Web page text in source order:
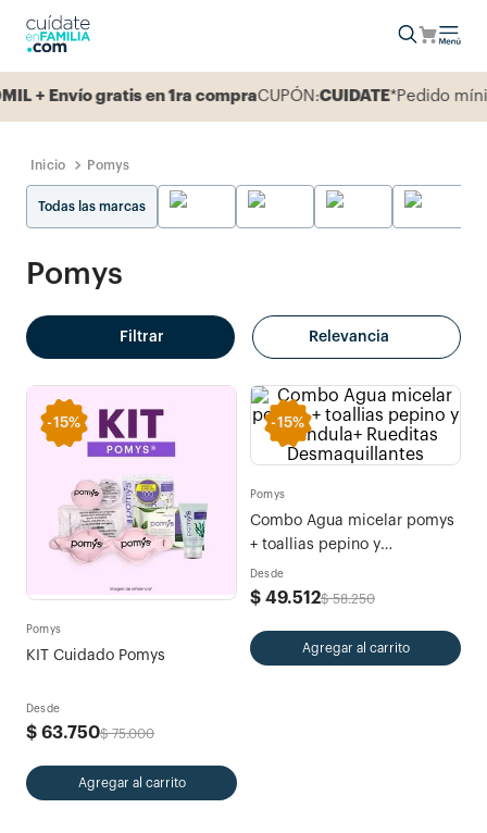
gratis en 1ra compraCUPÓN:CUIDATE*Pedido mínimo
Pomys
Todas las marcas
Pomys
Filtrar Relevancia
-15%
Pomys
KIT Cuidado Pomys
Desde
$ 63.750$ 75.000
Agregar al carrito
-15%
Pomys
Combo Agua micelar pomys
+ toallias pepino y
calendula+ Rueditas
Desmaquillantes
Desde
$ 49.512$ 58.250
Agregar al carrito